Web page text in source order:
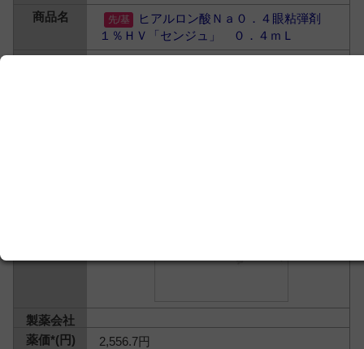
ヒアルロン酸Ｎａ０．４眼粘弾剤
１％ＨＶ「センジュ」 ０．４ｍＬ
2,556.7円